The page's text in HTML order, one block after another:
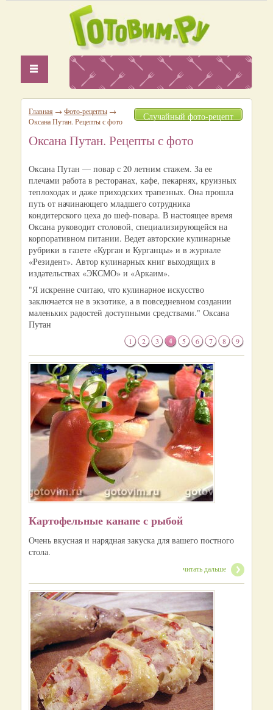
Случайный фото-рецепт
Главная → Фото-рецепты →
Оксана Путан. Рецепты с фото
Оксана Путан. Рецепты с фото
Оксана Путан — повар с 20 летним стажем. За ее
плечами работа в ресторанах, кафе, пекарнях, круизных
теплоходах и даже приходских трапезных. Она прошла
путь от начинающего младшего сотрудника
кондитерского цеха до шеф-повара. В настоящее время
Оксана руководит столовой, специализирующейся на
корпоративном питании. Ведет авторские кулинарные
рубрики в газете «Курган и Курганцы» и в журнале
«Резидент». Автор кулинарных книг выходящих в
издательствах «ЭКСМО» и «Аркаим».
"Я искренне считаю, что кулинарное искусство
заключается не в экзотике, а в повседневном создании
маленьких радостей доступными средствами." Оксана
Путан
1 2 3 4 5 6 7 8 9
Картофельные канапе с рыбой
Очень вкусная и нарядная закуска для вашего постного
стола.
читать дальше